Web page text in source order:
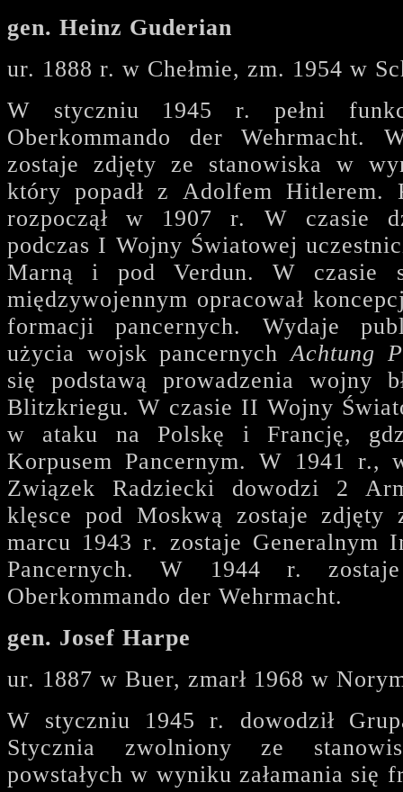
gen. Heinz Guderian
ur. 1888 r. w Chełmie, zm. 1954 w
W styczniu 1945 r. pełni
Oberkommando der Wehrmacht.
zostaje zdjęty ze stanowiska w
który popadł z Adolfem Hitlerem.
rozpoczął w 1907 r. W czasie
podczas I Wojny Światowej
Marną i pod Verdun. W czasie
międzywojennym opracował
formacji pancernych. Wydaje
użycia wojsk pancernychAchtung
się podstawą prowadzenia wojny
Blitzkriegu. W czasie II Wojny
w ataku na Polskę i Francję,
Korpusem Pancernym. W 1941 r.,
Związek Radziecki dowodzi 2
klęsce pod Moskwą zostaje zdjęty
marcu 1943 r. zostaje Generalnym
Pancernych. W 1944 r.
Oberkommando der Wehrmacht.
gen. Josef Harpe
ur. 1887 w Buer, zmarł 1968 w
W styczniu 1945 r. dowodził
Stycznia zwolniony ze
powstałych w wyniku załamania się